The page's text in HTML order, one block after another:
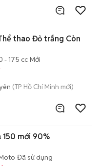
thao Đỏ trắng Còn
- 175 cc Mới
(TP Hồ Chí Minh mới)
150 mới 90%
Đã sử dụng